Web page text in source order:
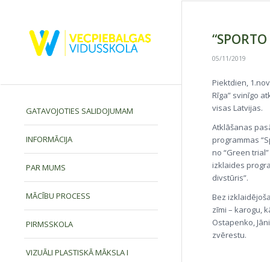
GATAVOJOTIES SALIDOJUMAM
INFORMĀCIJA
PAR MUMS
MĀCĪBU PROCESS
PIRMSSKOLA
VIZUĀLI PLASTISKĀ MĀKSLA I
05/11/2019
Piektdien,
Rīga” svinīgo
visas Latvijas.
Atklāšanas
programmas
no “Green
izklaides
divstūris”.
Bez
zīmi – karogu,
Ostapenko,
zvērestu.